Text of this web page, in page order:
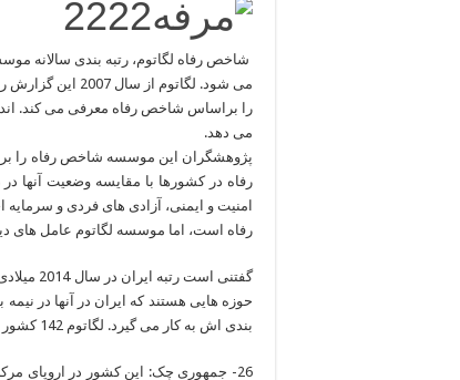
می شود.
را براساس شاخص رفاه معرفی می کند.
می دهد.
امنیت و ایمنی، آزادی های فردی و
رفاه است، اما موسسه لگاتوم عامل های
بندی اش به کار می گیرد. لگاتوم 142 کشور را بررسی کرد و نتایج زیر به دست آمد: